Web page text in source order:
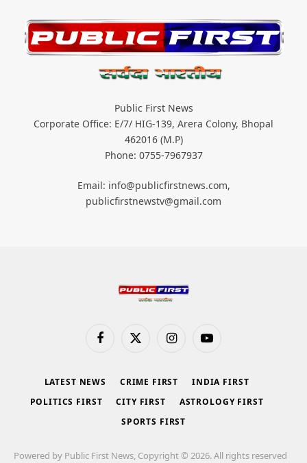
Public First News
Corporate Office: E/7/ HIG-139, Arera Colony, Bhopal
462016 (M.P)
Phone: 0755-7967937
Email: info@publicfirstnews.com,
publicfirstnewstv@gmail.com
FacebookX
InstagramYouTube
LATEST NEWS CRIME FIRST
INDIA FIRST
POLITICS FIRST
CITY FIRST
ASTROLOGY FIRST
SPORTS FIRST
Powered by Public First News, Copyright © 2026. All rights reserved